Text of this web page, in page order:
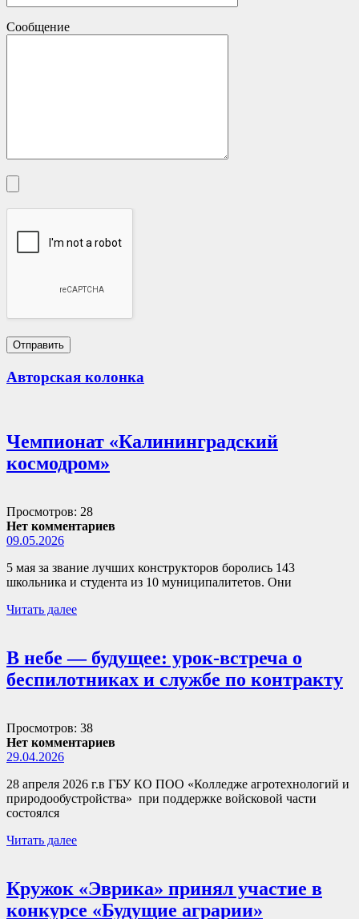
Сообщение
Авторская колонка
Чемпионат «Калининградский
космодром»
Просмотров: 28
Нет комментариев
09.05.2026
5 мая за звание лучших конструкторов боролись 143
школьника и студента из 10 муниципалитетов. Они
Читать далее
В небе — будущее: урок-встреча о
беспилотниках и службе по контракту
Просмотров: 38
Нет комментариев
29.04.2026
28 апреля 2026 г.в ГБУ КО ПОО «Колледже агротехнологий и
природообустройства» при поддержке войсковой части
состоялся
Читать далее
Кружок «Эврика» принял участие в
конкурсе «Будущие аграрии»